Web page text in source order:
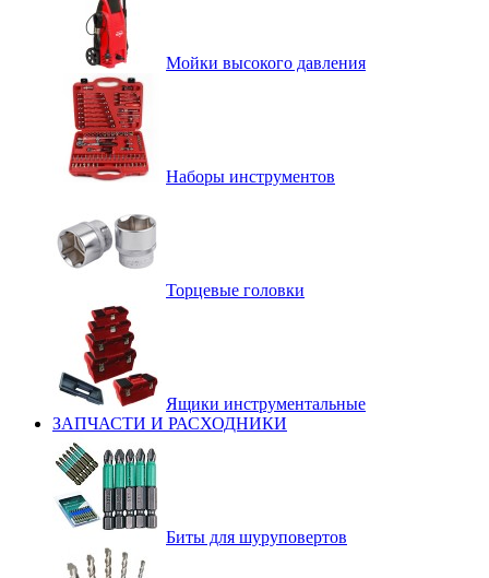
Мойки высокого давления
Наборы инструментов
Торцевые головки
Ящики инструментальные
ЗАПЧАСТИ И РАСХОДНИКИ
Биты для шуруповертов